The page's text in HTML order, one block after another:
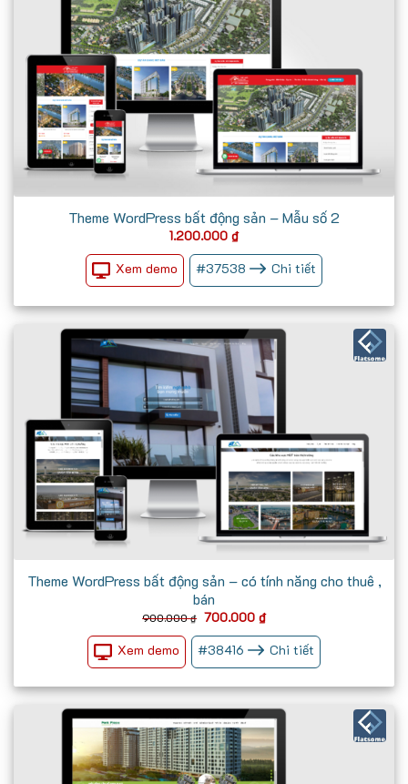
Theme WordPress bất động sản – Mẫu số 2
1.200.000 ₫
Xem demo #37538 Chi tiết
Theme WordPress bất động sản – có tính năng cho thuê ,
bán
900.000₫ Giá
là:
900.000 ₫.
700.000 ₫Giá
hiện
tại
là:
700.000 ₫.
Xem demo #38416 Chi tiết